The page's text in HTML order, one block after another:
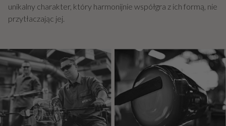
unikalny charakter, który harmonijnie współgra z ich formą, nie
przytłaczając jej.